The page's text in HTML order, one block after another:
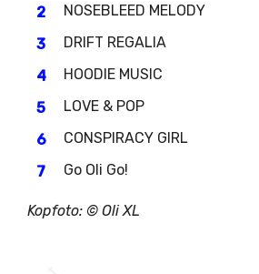
NOSEBLEED MELODY
DRIFT REGALIA
HOODIE MUSIC
LOVE & POP
CONSPIRACY GIRL
Go Oli Go!
Kopfoto: © Oli XL